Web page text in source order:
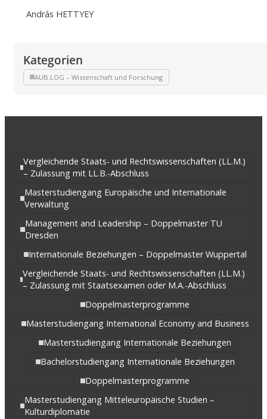
András HETTYEY
Kategorien
AUB.LOG – Wissenschaft und Forschung
Vergleichende Staats- und Rechtswissenschaften (LL.M.)
– Zulassung mit LL.B.-Abschluss
Masterstudiengang Europäische und Internationale
Verwaltung
Management and Leadership – Doppelmaster TU
Dresden
Internationale Beziehungen – Doppelmaster Wuppertal
Vergleichende Staats- und Rechtswissenschaften (LL.M.)
– Zulassung mit Staatsexamen oder M.A.-Abschluss
Doppelmasterprogramme
Masterstudiengang International Economy and Business
Masterstudiengang Internationale Beziehungen
Bachelorstudiengang Internationale Beziehungen
Doppelmasterprogramme
Masterstudiengang Mitteleuropäische Studien –
Kulturdiplomatie